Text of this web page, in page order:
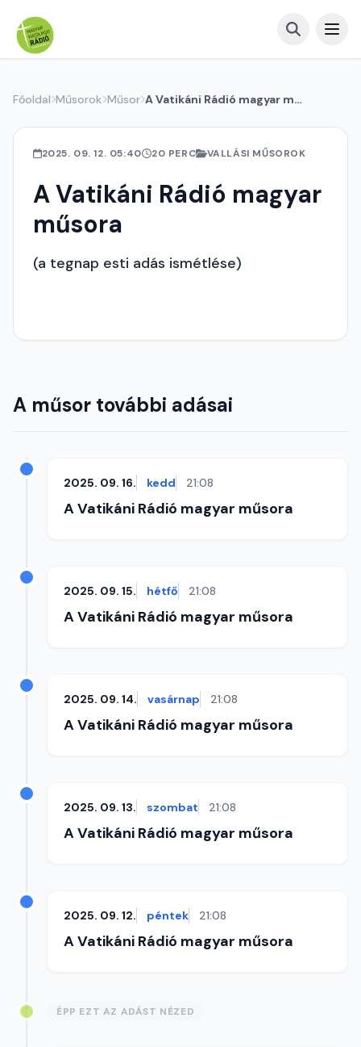
Főoldal Műsorok Műsor A Vatikáni Rádió magyar műsora
2025. 09. 12. 05:40 20 PERC VALLÁSI MŰSOROK
A Vatikáni Rádió magyar
műsora
(a tegnap esti adás ismétlése)
A műsor további adásai
2025. 09. 16. kedd 21:08
A Vatikáni Rádió magyar műsora
2025. 09. 15. hétfő 21:08
A Vatikáni Rádió magyar műsora
2025. 09. 14. vasárnap 21:08
A Vatikáni Rádió magyar műsora
2025. 09. 13. szombat 21:08
A Vatikáni Rádió magyar műsora
2025. 09. 12. péntek 21:08
A Vatikáni Rádió magyar műsora
ÉPP EZT AZ ADÁST NÉZED